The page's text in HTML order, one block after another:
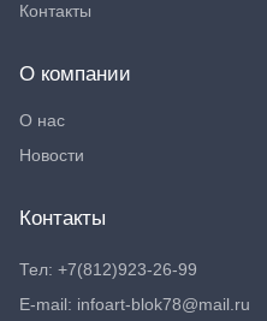
Контакты
О компании
О нас
Новости
Контакты
Тел: +7(812)923-26-99
E-mail: infoart-blok78@mail.ru